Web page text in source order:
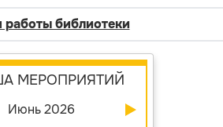
библиотеки
МЕРОПРИЯТИЙ
Июнь 2026